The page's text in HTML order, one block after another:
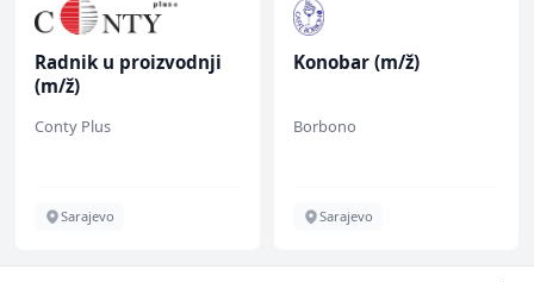
Radnik u proizvodnji
(m/ž)
Conty Plus
Sarajevo
Konobar (m/ž)
Borbono
Sarajevo